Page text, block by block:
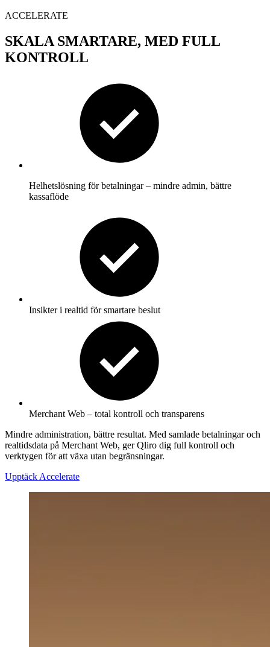
ACCELERATE
SKALA SMARTARE, MED FULL
KONTROLL
Helhetslösning för betalningar – mindre admin, bättre
kassaflöde
Insikter i realtid för smartare beslut
Merchant Web – total kontroll och transparens
Mindre administration, bättre resultat. Med samlade betalningar och
realtidsdata på Merchant Web, ger Qliro dig full kontroll och
verktygen för att växa utan begränsningar.
Upptäck Accelerate